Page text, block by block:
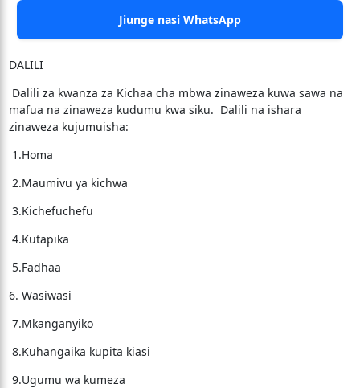
Jiunge nasi WhatsApp
DALILI
Dalili za kwanza za Kichaa cha mbwa zinaweza kuwa sawa na
mafua na zinaweza kudumu kwa siku. Dalili na ishara
zinaweza kujumuisha:
1.Homa
2.Maumivu ya kichwa
3.Kichefuchefu
4.Kutapika
5.Fadhaa
6. Wasiwasi
7.Mkanganyiko
8.Kuhangaika kupita kiasi
9.Ugumu wa kumeza